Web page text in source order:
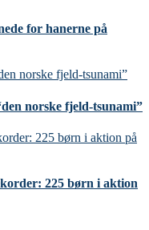
for hanerne på
norske fjeld-tsunami”
225 børn i aktion